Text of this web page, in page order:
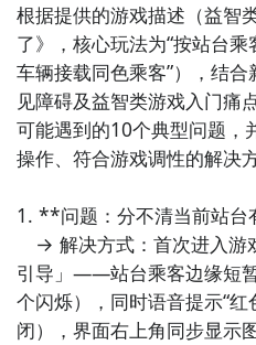
通过上面的游戏介绍和图片
班迟到了有大致的了解了，
抢先体验到呢？不用担心，
测试提醒了，通过在九游
游戏就不会错过最先的下载
下载九游APP订阅为什么强
一键高速下载，
根据提供的游戏描述（益智
了》，核心玩法为“按站台
车辆接载同色乘客”），结
见障碍及益智类游戏入门痛
可能遇到的10个典型问题，
操作、符合游戏调性的解决
1. **问题：分不清当前站
→ 解决方式：首次进入游
引导」——站台乘客边缘短
个闪烁），同时语音提示“红
闭），界面右上角同步显示